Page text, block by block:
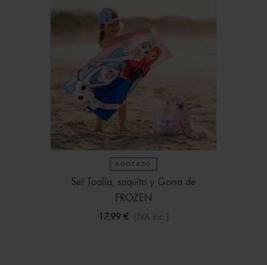
AGOTADO
Set Toalla, saquito y Gorra de
FROZEN
17,99 € (IVA inc.)